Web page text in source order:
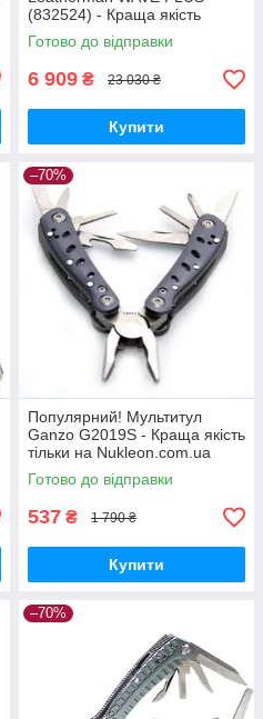
(832524) - Краща якість
тільки на Nukleon.com.ua
Готово до відправки
6 909 ₴ 23 030 ₴
Купити
–70%
Популярний! Мультитул
Ganzo G2019S - Краща якість
тільки на Nukleon.com.ua
Готово до відправки
537 ₴ 1 790 ₴
Купити
–70%